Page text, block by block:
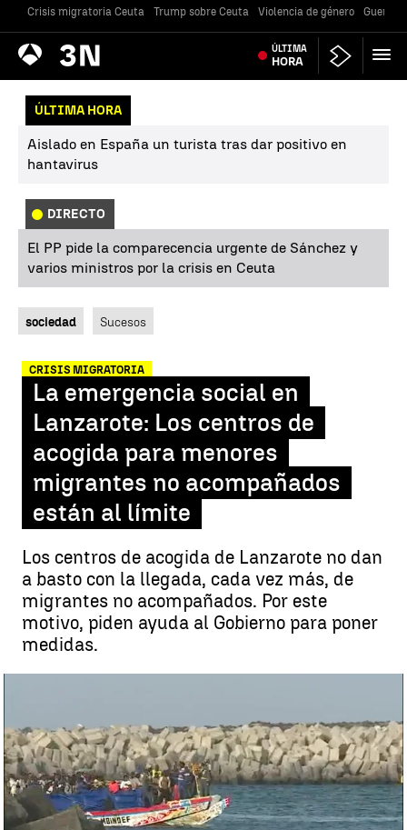
Crisis migratoria Ceuta Trump sobre Ceuta Violencia de género Guerra
Antena
3 Noticias ÚLTIMA
HORA
ÚLTIMA HORA
Aislado en España un turista tras dar positivo en
hantavirus
DIRECTO
El PP pide la comparecencia urgente de Sánchez y
varios ministros por la crisis en Ceuta
sociedad Sucesos
CRISIS MIGRATORIA
La emergencia social en
Lanzarote: Los centros de
acogida para menores
migrantes no acompañados
están al límite
Los centros de acogida de Lanzarote no dan
a basto con la llegada, cada vez más, de
migrantes no acompañados. Por este
motivo, piden ayuda al Gobierno para poner
medidas.
emergencia social en Lanzarote: Los centros de acogida para
menores migrantes no acompañados están al límite